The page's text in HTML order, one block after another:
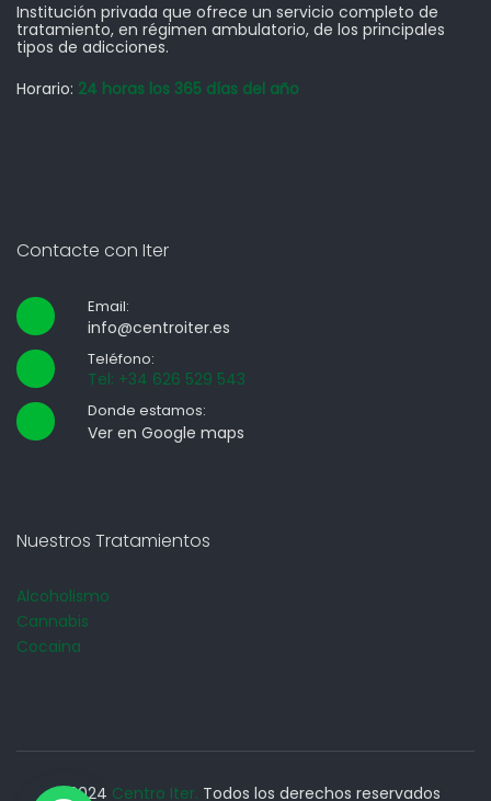
Institución privada que ofrece un servicio completo de
tratamiento, en régimen ambulatorio, de los principales
tipos de adicciones.
Horario: 24 horas los 365 días del año
Contacte con Iter
Email:
info@centroiter.es
Teléfono:
Tel: +34 626 529 543
Donde estamos:
Ver en Google maps
Nuestros Tratamientos
Alcoholismo
Cannabis
Cocaina
© 2024 Centro Iter. Todos los derechos reservados